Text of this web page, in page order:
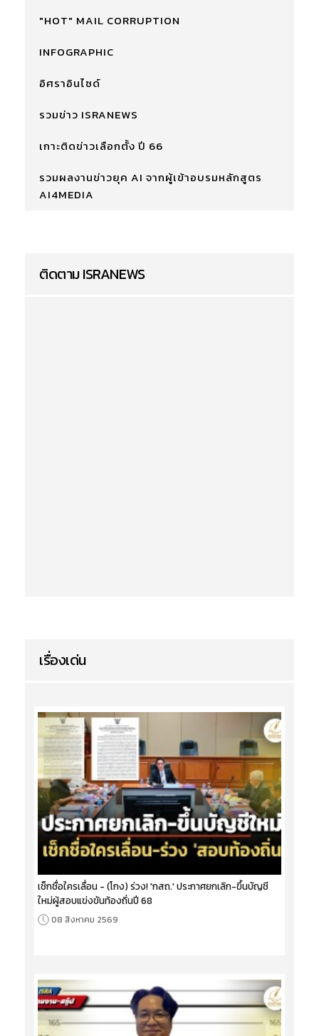
"HOT" MAIL CORRUPTION
INFOGRAPHIC
อิศราอินไซด์
รวมข่าว ISRANEWS
เกาะติดข่าวเลือกตั้ง ปี 66
รวมผลงานข่าวยุค AI จากผู้เข้าอบรมหลักสูตร
AI4MEDIA
ติดตาม ISRANEWS
เรื่องเด่น
เช็กชื่อใครเลื่อน - (โกง) ร่วง! 'กสถ.' ประกาศยกเลิก-ขึ้นบัญชี
ใหม่ผู้สอบแข่งขันท้องถิ่นปี 68
08 สิงหาคม 2569